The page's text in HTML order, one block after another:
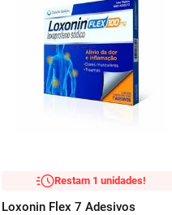
Restam 1 unidades!
Loxonin Flex 7 Adesivos